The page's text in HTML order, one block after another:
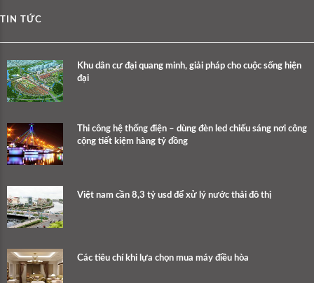
TIN TỨC
Khu dân cư đại quang minh, giải pháp cho cuộc sống hiện
đại
Thi công hệ thống điện – dùng đèn led chiếu sáng nơi công
cộng tiết kiệm hàng tỷ đồng
Việt nam cần 8,3 tỷ usd để xử lý nước thải đô thị
Các tiêu chí khi lựa chọn mua máy điều hòa